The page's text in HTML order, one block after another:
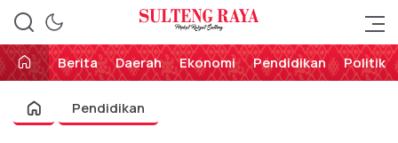
Sulteng Raya
Perekat Rakyat Sulteng
Berita
Daerah Ekonomi Pendidikan Politik
Pendidikan